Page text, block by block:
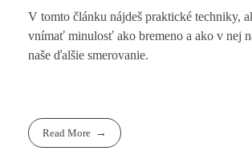
V tomto článku nájdeš praktické techniky,
vnímať minulosť ako bremeno a ako v nej
naše ďalšie smerovanie.
Read More